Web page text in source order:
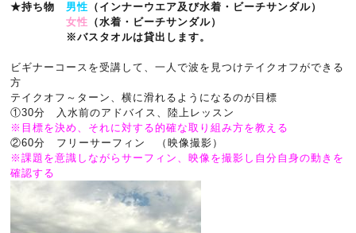
★持ち物 男性 （インナーウエア及び水着・ビーチサンダル）
女性 （水着・ビーチサンダル）
※バスタオルは貸出します。
ビギナーコースを受講して、一人で波を見つけテイクオフができる
方
テイクオフ～ターン、横に滑れるようになるのが目標
①30分 入水前のアドバイス、陸上レッスン
※目標を決め、それに対する的確な取り組み方を教える
②60分 フリーサーフィン （映像撮影）
※課題を意識しながらサーフィン、映像を撮影し自分自身の動きを
確認する